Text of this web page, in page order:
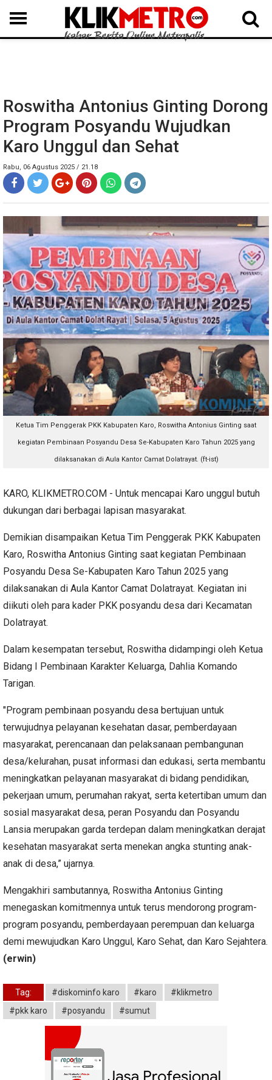
MEDAN LANGKAT DAIRI SAMOSIR TAPUT BATUBARA DELISERDANG
Roswitha Antonius Ginting Dorong
Program Posyandu Wujudkan
Karo Unggul dan Sehat
Rabu, 06 Agustus 2025 / 21.18
Ketua Tim Penggerak PKK Kabupaten Karo, Roswitha Antonius Ginting saat
kegiatan Pembinaan Posyandu Desa Se-Kabupaten Karo Tahun 2025 yang
dilaksanakan di Aula Kantor Camat Dolatrayat. (ft-ist)
KARO, KLIKMETRO.COM - Untuk mencapai Karo unggul butuh
dukungan dari berbagai lapisan masyarakat.
Demikian disampaikan Ketua Tim Penggerak PKK Kabupaten
Karo, Roswitha Antonius Ginting saat kegiatan Pembinaan
Posyandu Desa Se-Kabupaten Karo Tahun 2025 yang
dilaksanakan di Aula Kantor Camat Dolatrayat. Kegiatan ini
diikuti oleh para kader PKK posyandu desa dari Kecamatan
Dolatrayat.
Dalam kesempatan tersebut, Roswitha didampingi oleh Ketua
Bidang I Pembinaan Karakter Keluarga, Dahlia Komando
Tarigan.
"Program pembinaan posyandu desa bertujuan untuk
terwujudnya pelayanan kesehatan dasar, pemberdayaan
masyarakat, perencanaan dan pelaksanaan pembangunan
desa/kelurahan, pusat informasi dan edukasi, serta membantu
meningkatkan pelayanan masyarakat di bidang pendidikan,
pekerjaan umum, perumahan rakyat, serta ketertiban umum dan
sosial masyarakat desa, peran Posyandu dan Posyandu
Lansia merupakan garda terdepan dalam meningkatkan derajat
kesehatan masyarakat serta menekan angka stunting anak-
anak di desa,” ujarnya.
Mengakhiri sambutannya, Roswitha Antonius Ginting
menegaskan komitmennya untuk terus mendorong program-
program posyandu, pemberdayaan perempuan dan keluarga
demi mewujudkan Karo Unggul, Karo Sehat, dan Karo Sejahtera.
(erwin)
Tag: #diskominfo karo #karo
#klikmetro
#pkk karo
#posyandu #sumut